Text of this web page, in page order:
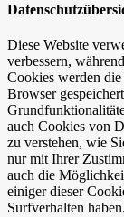
Diese Website
verbessern,
Cookies werden
Browser
auch Cookies von
zu verstehen, wie
nur mit Ihrer
auch die
einiger dieser
Surfverhalten haben.